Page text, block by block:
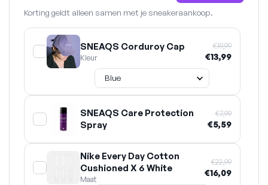
Korting geldt alleen samen met je sneakeraankoop.
SNEAQS Corduroy Cap
Kleur
€19,99
€13,99
SNEAQS Care Protection
Spray
€7,99
€5,59
Nike Every Day Cotton
Cushioned X 6 White
Maat
€22,99
€16,09